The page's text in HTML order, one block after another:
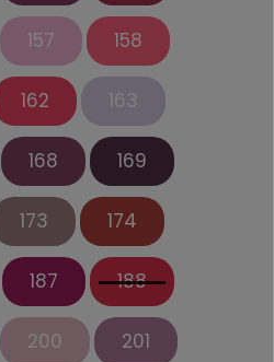
157 158
162 163
168 169
173 174
187 188
200 201